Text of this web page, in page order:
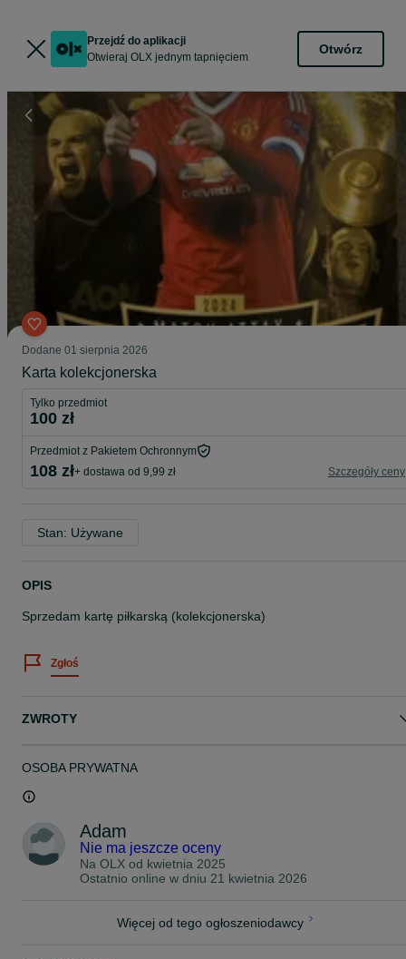
Przejdź do aplikacji
Otwieraj OLX jednym tapnięciem
Otwórz
Dodane 01 sierpnia 2026
Karta kolekcjonerska
Tylko przedmiot
100 zł
Przedmiot z Pakietem Ochronnym
108 zł+ dostawa od 9,99 zł Szczegóły ceny
Stan: Używane
OPIS
Sprzedam kartę piłkarską (kolekcjonerska)
Zgłoś
ZWROTY
OSOBA PRYWATNA
Adam
Nie ma jeszcze oceny
Na OLX od kwietnia 2025
Ostatnio online w dniu 21 kwietnia 2026
Więcej od tego ogłoszeniodawcy